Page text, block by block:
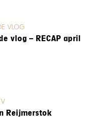
VLOG
vlog – RECAP april
Reijmerstok